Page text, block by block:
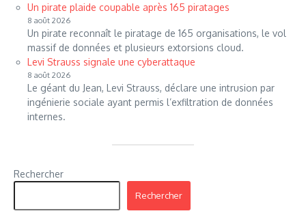
Un pirate plaide coupable après 165 piratages
8 août 2026
Un pirate reconnaît le piratage de 165 organisations, le vol
massif de données et plusieurs extorsions cloud.
Levi Strauss signale une cyberattaque
8 août 2026
Le géant du Jean, Levi Strauss, déclare une intrusion par
ingénierie sociale ayant permis l’exfiltration de données
internes.
Rechercher
Rechercher